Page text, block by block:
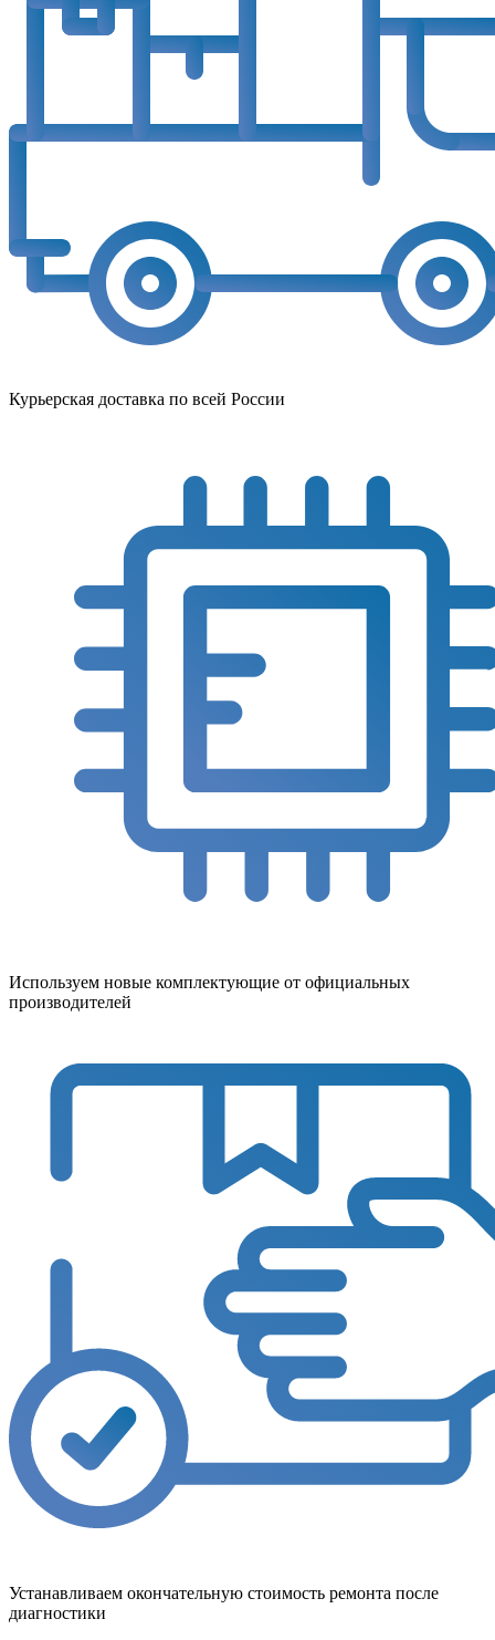
Курьерская доставка по всей России
Используем новые комплектующие от официальных
производителей
Устанавливаем окончательную стоимость ремонта после
диагностики